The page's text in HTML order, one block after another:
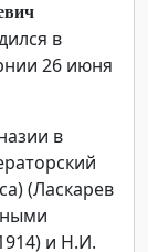
в
26 июня
в
(Ласкарев
и Н.И.